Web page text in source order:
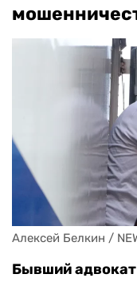
Алексей Белкин /
Бывший